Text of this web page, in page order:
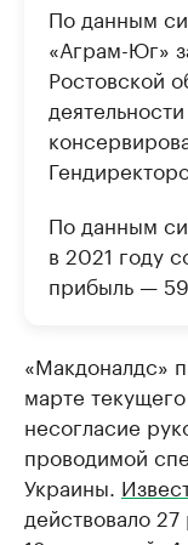
По данным
«Аграм-Юг»
Ростовской
По данным
в 2021 году
прибыль —
«Макдоналдс»
марте
несогласие
проводимой
Украины.
действовало